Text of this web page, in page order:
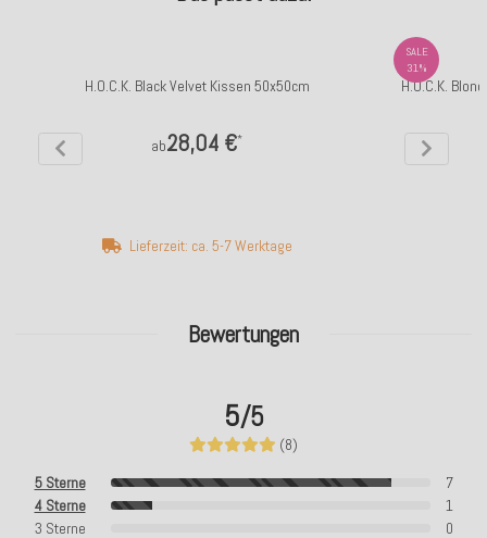
Bewertungen
5/5
(8)
5 Sterne
7
4 Sterne
1
3 Sterne
0
H.O.C.K. Black Velvet Kissen 50x50cm
ab28,04 €*
Lieferzeit: ca. 5-7 Werktage
SALE
31%
H.O.C.K.